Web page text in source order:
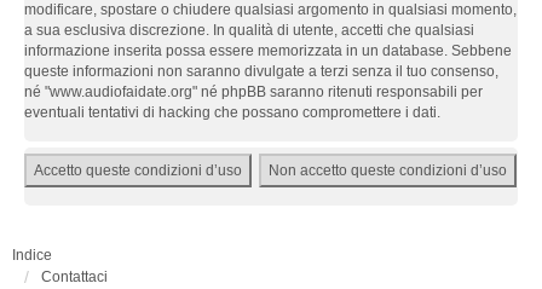
modificare, spostare o chiudere qualsiasi argomento in qualsiasi momento,
a sua esclusiva discrezione. In qualità di utente, accetti che qualsiasi
informazione inserita possa essere memorizzata in un database. Sebbene
queste informazioni non saranno divulgate a terzi senza il tuo consenso,
né "www.audiofaidate.org" né phpBB saranno ritenuti responsabili per
eventuali tentativi di hacking che possano compromettere i dati.
Indice
Contattaci